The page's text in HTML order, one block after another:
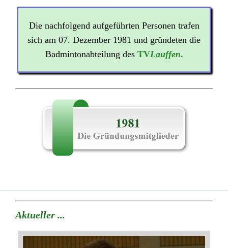
Die nachfolgend aufgeführten Personen trafen
sich am 07. Dezember 1981 und gründeten die
Badmintonabteilung des TVLauffen.
Aktueller ...